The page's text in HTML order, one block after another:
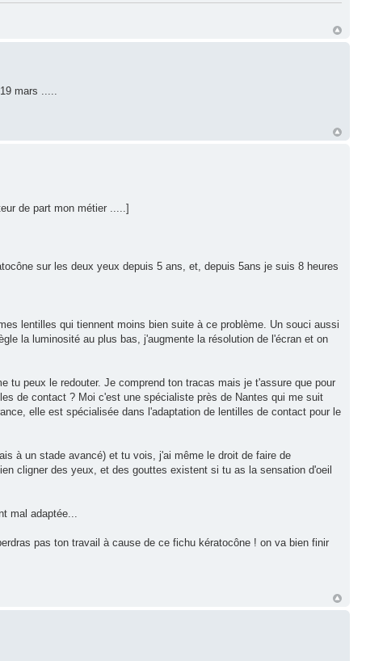
mars .....
de part mon métier .....]
sur les deux yeux depuis 5 ans, et, depuis 5ans je suis 8 heures
lentilles qui tiennent moins bien suite à ce problème. Un souci aussi
la luminosité au plus bas, j'augmente la résolution de l'écran et on
tu peux le redouter. Je comprend ton tracas mais je t'assure que pour
de contact ? Moi c'est une spécialiste près de Nantes qui me suit
elle est spécialisée dans l'adaptation de lentilles de contact pour le
à un stade avancé) et tu vois, j'ai même le droit de faire de
cligner des yeux, et des gouttes existent si tu as la sensation d'oeil
mal adaptée...
pas ton travail à cause de ce fichu kératocône ! on va bien finir